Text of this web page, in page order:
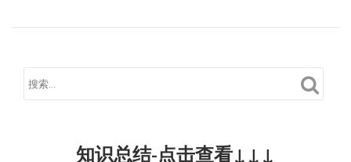
知识总结-点击查看↓↓↓